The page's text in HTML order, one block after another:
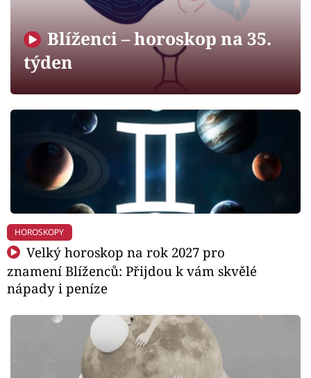
Sledujte prima+
Filmový festival Karlovy Vary
Pořady
Mámy sobě
Přihlášení
Sledujte nás
Blíženci – horoskop na 35.
týden
HOROSKOPY
Velký horoskop na rok 2027 pro
znamení Blíženců: Přijdou k vám skvělé
nápady i peníze